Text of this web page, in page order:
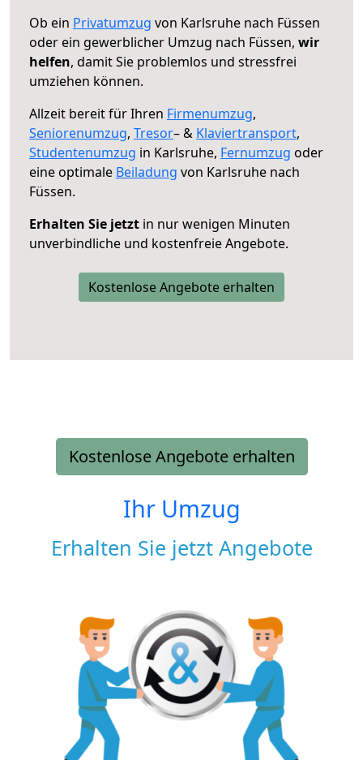
Ob ein Privatumzug von Karlsruhe nach Füssen
oder ein gewerblicher Umzug nach Füssen, wir
helfen, damit Sie problemlos und stressfrei
umziehen können.
Allzeit bereit für Ihren Firmenumzug,
Seniorenumzug, Tresor– & Klaviertransport,
Studentenumzug in Karlsruhe, Fernumzug oder
eine optimale Beiladung von Karlsruhe nach
Füssen.
Erhalten Sie jetzt in nur wenigen Minuten
unverbindliche und kostenfreie Angebote.
Kostenlose Angebote erhalten
Kostenlose Angebote erhalten
Ihr Umzug
Erhalten Sie jetzt Angebote